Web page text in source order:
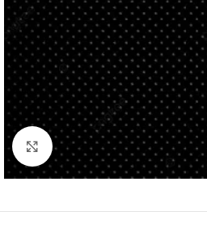
Click to enlarge